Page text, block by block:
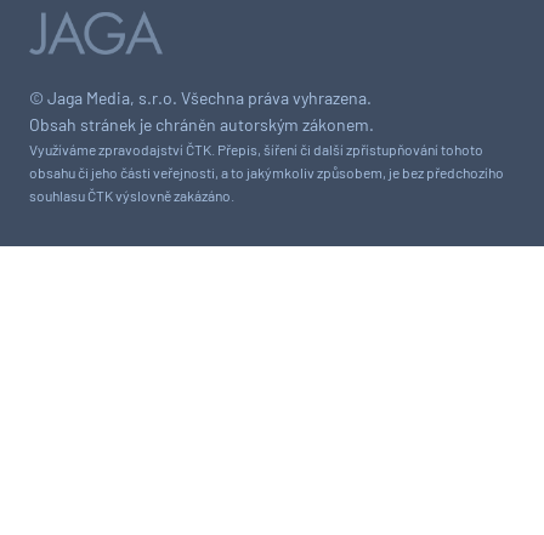
© Jaga Media, s.r.o. Všechna práva vyhrazena.
Obsah stránek je chráněn autorským zákonem.
Využíváme zpravodajství ČTK. Přepis, šíření či další zpřístupňování tohoto
obsahu či jeho části veřejnosti, a to jakýmkoliv způsobem, je bez předchozího
souhlasu ČTK výslovně zakázáno.